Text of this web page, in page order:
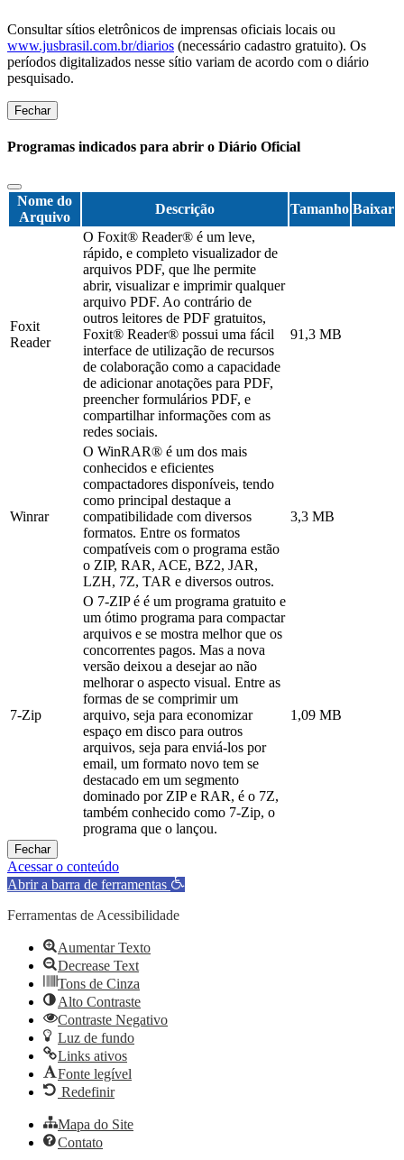
Consultar sítios eletrônicos de imprensas oficiais locais ou
www.jusbrasil.com.br/diarios (necessário cadastro gratuito). Os
períodos digitalizados nesse sítio variam de acordo com o diário
pesquisado.
Fechar
Programas indicados para abrir o Diário Oficial
Nome do
Arquivo
Descrição Tamanho Baixar
Foxit
Reader
O Foxit® Reader® é um leve,
rápido, e completo visualizador de
arquivos PDF, que lhe permite
abrir, visualizar e imprimir qualquer
arquivo PDF. Ao contrário de
outros leitores de PDF gratuitos,
Foxit® Reader® possui uma fácil
interface de utilização de recursos
de colaboração como a capacidade
de adicionar anotações para PDF,
preencher formulários PDF, e
compartilhar informações com as
redes sociais.
91,3 MB
Winrar
O WinRAR® é um dos mais
conhecidos e eficientes
compactadores disponíveis, tendo
como principal destaque a
compatibilidade com diversos
formatos. Entre os formatos
compatíveis com o programa estão
o ZIP, RAR, ACE, BZ2, JAR,
LZH, 7Z, TAR e diversos outros.
3,3 MB
7-Zip
O 7-ZIP é é um programa gratuito e
um ótimo programa para compactar
arquivos e se mostra melhor que os
concorrentes pagos. Mas a nova
versão deixou a desejar ao não
melhorar o aspecto visual. Entre as
formas de se comprimir um
arquivo, seja para economizar
espaço em disco para outros
arquivos, seja para enviá-los por
email, um formato novo tem se
destacado em um segmento
dominado por ZIP e RAR, é o 7Z,
também conhecido como 7-Zip, o
programa que o lançou.
1,09 MB
Fechar
Acessar o conteúdo
Abrir a barra de ferramentas
Ferramentas de Acessibilidade
Aumentar Texto
Decrease Text
Tons de Cinza
Alto Contraste
Contraste Negativo
Luz de fundo
Links ativos
Fonte legível
Redefinir
Mapa do Site
Contato